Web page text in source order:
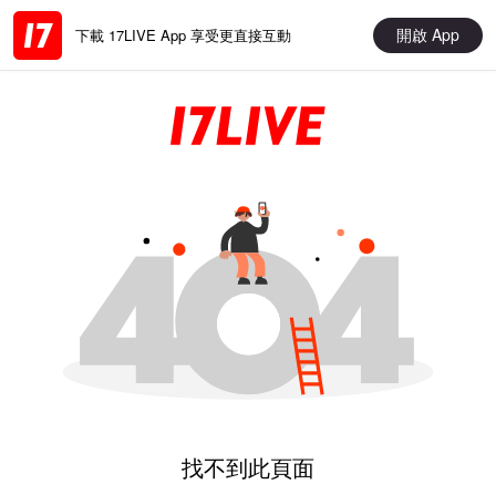
下載 17LIVE App 享受更直接互動 開啟 App
找不到此頁面